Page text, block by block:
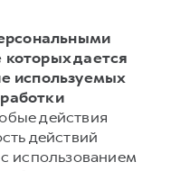
дается
используемых
действия
действий
использованием